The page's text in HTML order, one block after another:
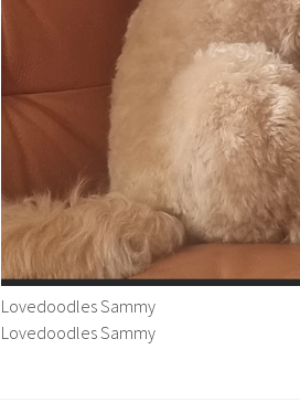
Lovedoodles Sammy
Lovedoodles Sammy